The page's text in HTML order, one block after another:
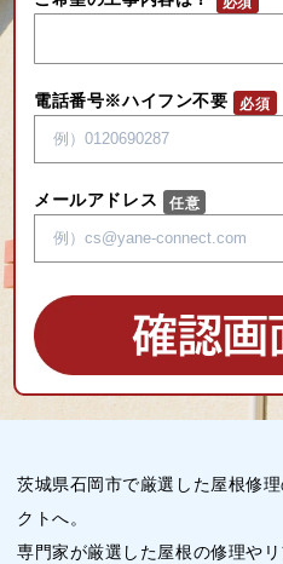
電話番号※ハイフン不要
メールアドレス
茨城県石岡市で厳選した屋根修
クトへ。
専門家が厳選した屋根の修理や